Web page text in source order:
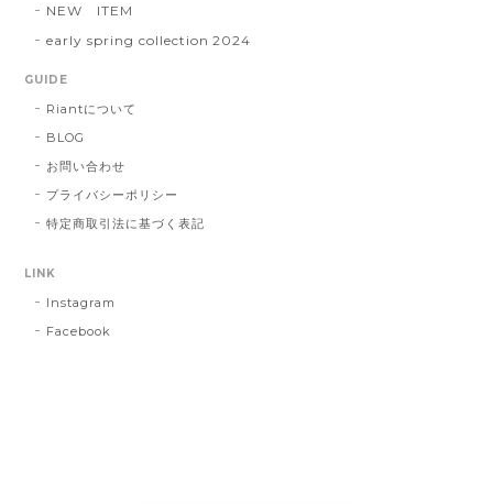
NEW ITEM
early spring collection 2024
GUIDE
Riantについて
BLOG
お問い合わせ
プライバシーポリシー
特定商取引法に基づく表記
LINK
Instagram
Facebook